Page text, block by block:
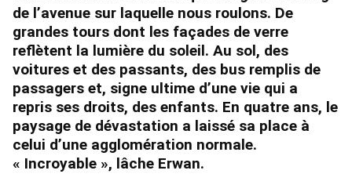
de l’avenue sur laquelle nous roulons. De
grandes tours dont les façades de verre
reflètent la lumière du soleil. Au sol, des
voitures et des passants, des bus remplis de
passagers et, signe ultime d’une vie qui a
repris ses droits, des enfants. En quatre ans, le
paysage de dévastation a laissé sa place à
celui d’une agglomération normale.
« Incroyable », lâche Erwan.